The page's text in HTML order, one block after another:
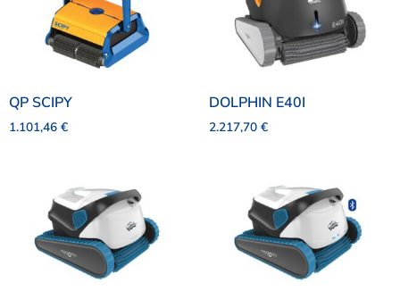
QP SCIPY
1.101,46 €
DOLPHIN E40I
2.217,70 €